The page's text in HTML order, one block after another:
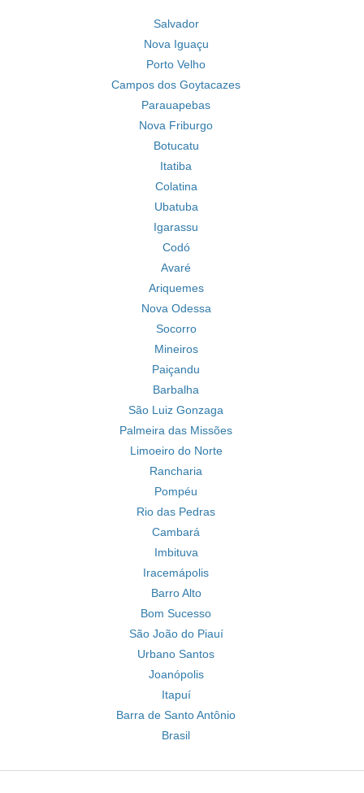
Salvador
Nova Iguaçu
Porto Velho
Campos dos Goytacazes
Parauapebas
Nova Friburgo
Botucatu
Itatiba
Colatina
Ubatuba
Igarassu
Codó
Avaré
Ariquemes
Nova Odessa
Socorro
Mineiros
Paiçandu
Barbalha
São Luiz Gonzaga
Palmeira das Missões
Limoeiro do Norte
Rancharia
Pompéu
Rio das Pedras
Cambará
Imbituva
Iracemápolis
Barro Alto
Bom Sucesso
São João do Piauí
Urbano Santos
Joanópolis
Itapuí
Barra de Santo Antônio
Brasil